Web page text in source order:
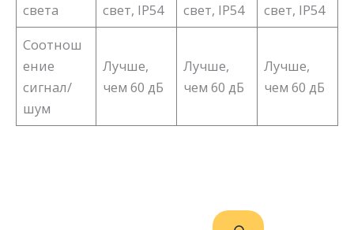
света
свет, IP54
свет, IP54
свет, IP54
Соотнош
ение
сигнал/
шум
Лучше,
чем 60 дБ
Лучше,
чем 60 дБ
Лучше,
чем 60 дБ